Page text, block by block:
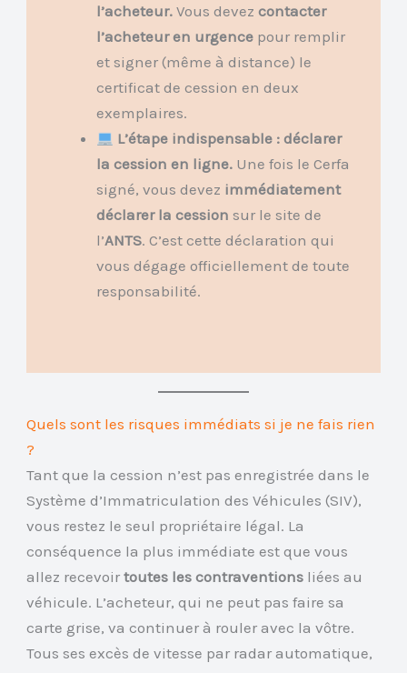
l’acheteur.Vous devez contacter
l’acheteur en urgencepour remplir
et signer (même à distance) le
certificat de cession en deux
exemplaires.
L’étape indispensable : déclarer
la cession en ligne.Une fois le Cerfa
signé, vous devez immédiatement
déclarer la cession sur le site de
l’ANTS. C’est cette déclaration qui
vous dégage officiellement de toute
responsabilité.
Quels sont les risques immédiats si je ne fais rien
?
Tant que la cession n’est pas enregistrée dans le
Système d’Immatriculation des Véhicules (SIV),
vous restez le seul propriétaire légal. La
conséquence la plus immédiate est que vous
allez recevoirtoutes les contraventions liées au
véhicule. L’acheteur, qui ne peut pas faire sa
carte grise, va continuer à rouler avec la vôtre.
Tous ses excès de vitesse par radar automatique,